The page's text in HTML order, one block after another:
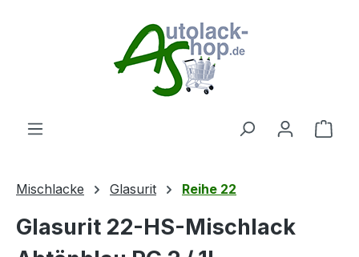
Mischlacke Glasurit Reihe 22
Glasurit 22-HS-Mischlack